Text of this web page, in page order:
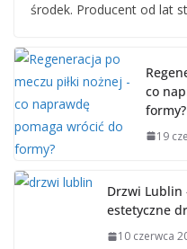
środek. Producent od lat
co
formy?
19
Drzwi Lublin
estetyczne
10 czerwca